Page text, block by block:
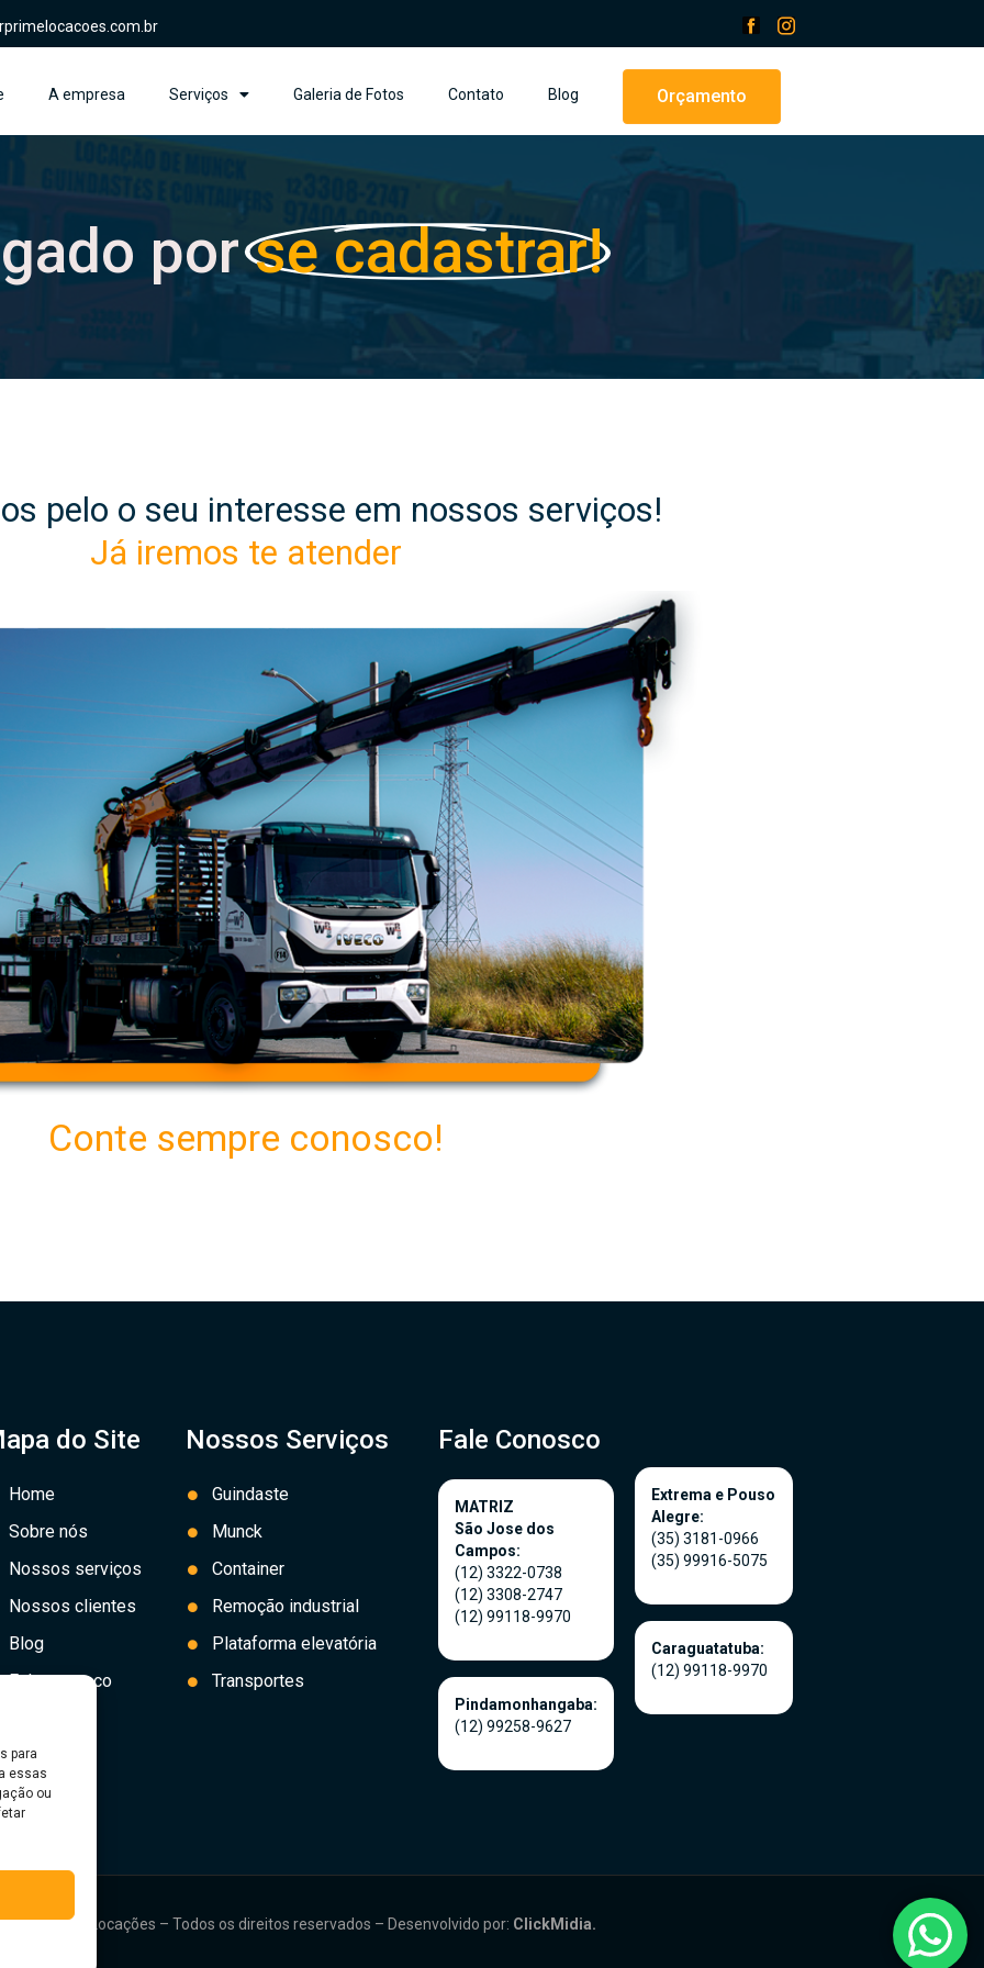
para
essas
ou
A empresa Serviços Galeria de Fotos Contato Blog Orçamento
por se cadastrar!
pelo o seu interesse em nossos serviços!
Já iremos te atender
Conte sempre conosco!
do Site
Home
Sobre nós
Nossos serviços
Nossos clientes
Blog
Fale conosco
Nossos Serviços
Guindaste
Munck
Container
Remoção industrial
Plataforma elevatória
Transportes
Fale Conosco
MATRIZ
São Jose dos
Campos:
(12) 3322-0738
(12) 3308-2747
(12) 99118-9970
Pindamonhangaba:
(12) 99258-9627
Extrema e Pouso
Alegre:
(35) 3181-0966
(35) 99916-5075
Caraguatatuba:
(12) 99118-9970
– RPrime Locações – Todos os direitos reservados – Desenvolvido por: ClickMidia.